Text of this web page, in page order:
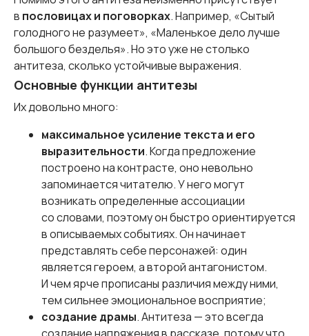
в пословицах и поговорках. Например, «Сытый
голодного не разумеет», «Маленькое дело лучше
большого безделья». Но это уже не столько
антитеза, сколько устойчивые выражения.
Основные функции антитезы
Их довольно много:
максимальное усиление текста и его
выразительности. Когда предложение
построено на контрасте, оно невольно
запоминается читателю. У него могут
возникать определенные ассоциации
со словами, поэтому он быстро ориентируется
в описываемых событиях. Он начинает
представлять себе персонажей: один
является героем, а второй антагонистом.
И чем ярче прописаны различия между ними,
тем сильнее эмоциональное восприятие;
создание драмы. Антитеза — это всегда